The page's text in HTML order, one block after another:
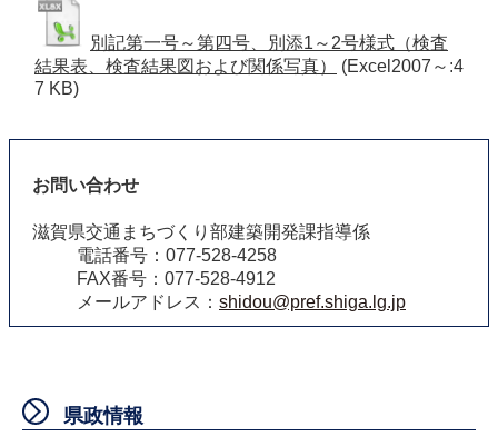
別記第一号～第四号、別添1～2号様式（検査
結果表、検査結果図および関係写真）
(Excel2007～:4
7 KB)
お問い合わせ
滋賀県交通まちづくり部建築開発課指導係
電話番号：077-528-4258
FAX番号：077-528-4912
メールアドレス： shidou@pref.shiga.lg.jp
県政情報